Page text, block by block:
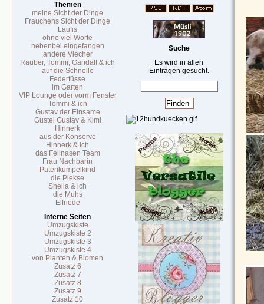
Themen
meine Sicht der Dinge
Frauchens Sicht der Dinge
Laufis
ohne viel Worte
nebenbei eingefangen
andere Viecher
Räuber, Tommi, Gandalf & ich
auf die Schnelle
Federfüsse
im Garten
VIP Lounge oder vorm Fenster
Tommi & ich
Gustav der Einsame
Gustel Gustav & Kimi
Hinnerk
aus der Konserve
Hinnerk & ich
das Fellnasen Team
Frau Nachbarin
Patenkumpelkind
die Piekse
Sheila & ich
die Muhs
Elfriede
Interne Seiten
Umzugskiste
Umzugskiste 2
Umzugskiste 3
Umzugskiste 4
von Planten & Blomen
Zusatz 6
Zusatz 7
Zusatz 8
Zusatz 9
Zusatz 10
Suche
Es wird in allen
Einträgen gesucht.